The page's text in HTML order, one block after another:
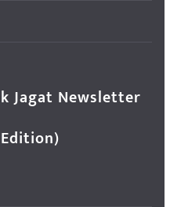
Jagat Newsletter